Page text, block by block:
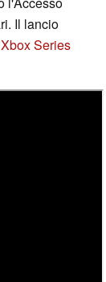
Il lancio
Xbox Series